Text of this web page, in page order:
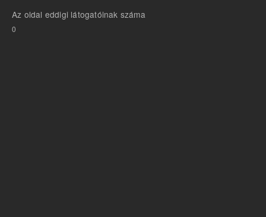
Az oldal eddigi látogatóinak száma
0